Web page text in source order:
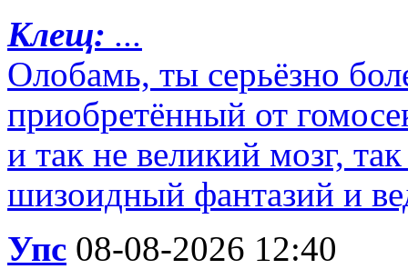
Клещ: ...
Олобамь, ты серьёзно
приобретённый от
и так не великий мозг,
шизоидный фантазий и
Упс 08-08-2026 12:40